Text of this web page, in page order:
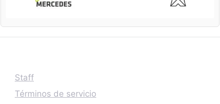
Staff
Términos de servicio